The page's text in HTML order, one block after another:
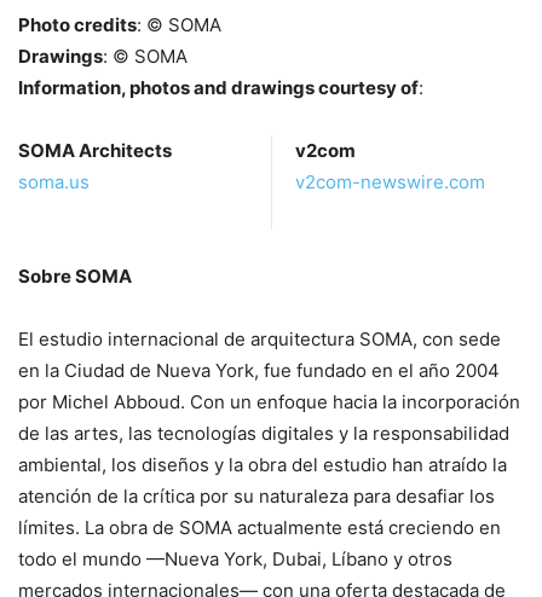
Photo credits: © SOMA
Drawings: © SOMA
Information, photos and drawings courtesy of:
SOMA Architects
soma.us
v2com
v2com-newswire.com
Sobre SOMA
El estudio internacional de arquitectura SOMA, con sede
en la Ciudad de Nueva York, fue fundado en el año 2004
por Michel Abboud. Con un enfoque hacia la incorporación
de las artes, las tecnologías digitales y la responsabilidad
ambiental, los diseños y la obra del estudio han atraído la
atención de la crítica por su naturaleza para desafiar los
límites. La obra de SOMA actualmente está creciendo en
todo el mundo —Nueva York, Dubai, Líbano y otros
mercados internacionales— con una oferta destacada de